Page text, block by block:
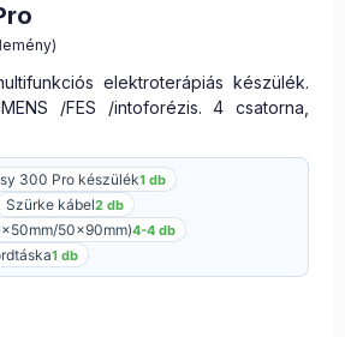
elektroterápiás készülék.
/FES /intoforézis. 4 csatorna,
300 Pro készülék1 db
Szürke kábel2 db
50x90mm)4-4 db
1 db